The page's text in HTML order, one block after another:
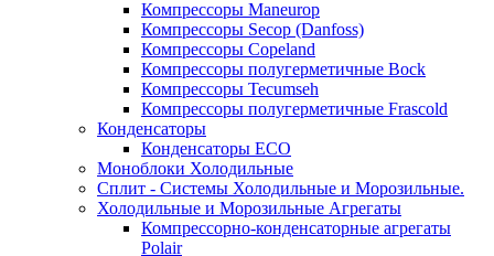
Компрессоры Maneurop
Компрессоры Secop (Danfoss)
Компрессоры Copeland
Компрессоры полугерметичные Bock
Компрессоры Tecumseh
Компрессоры полугерметичные Frascold
Конденсаторы
Конденсаторы ECO
Моноблоки Холодильные
Сплит - Системы Холодильные и Морозильные.
Холодильные и Морозильные Агрегаты
Компрессорно-конденсаторные агрегаты
Polair